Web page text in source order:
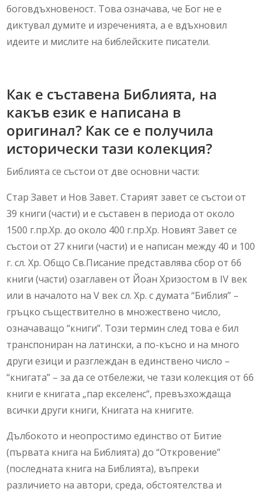
боговдъхновеност. Това означава, че Бог не е
диктувал думите и изреченията, а е вдъхновил
идеите и мислите на библейските писатели.
Как е съставена Библията, на
какъв език е написана в
оригинал? Как се е получила
исторически тази колекция?
Библията се състои от две основни части:
Стар Завет и Нов Завет. Старият завет се състои от
39 книги (части) и е съставен в периода от около
1500 г.пр.Хр. до около 400 г.пр.Хр. Новият Завет се
състои от 27 книги (части) и е написан между 40 и 100
г. сл. Хр. Общо Св.Писание представлява сбор от 66
книги (части) озаглавен от Йоан Хризостом в IV век
или в началото на V век сл. Хр. с думата “Библия” –
гръцко съществително в множествено число,
означаващо “книги”. Този термин след това е бил
транспониран на латински, а по-късно и на много
други езици и разглеждан в единствено число –
“книгата” – за да се отбележи, че тази колекция от 66
книги е книгата „пар екселенс“, превъзхождаща
всички други книги, Книгата на книгите.
Дълбокото и неопростимо единство от Битие
(първата книга на Библията) до “Откровение”
(последната книга на Библията), въпреки
различието на автори, среда, обстоятелства и